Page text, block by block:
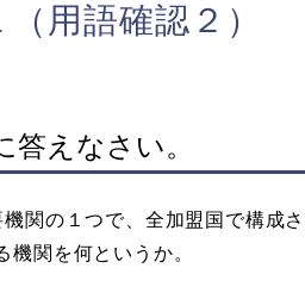
用語確認２）
答えなさい。
関の１つで、全加盟国で構成
機関を何というか。